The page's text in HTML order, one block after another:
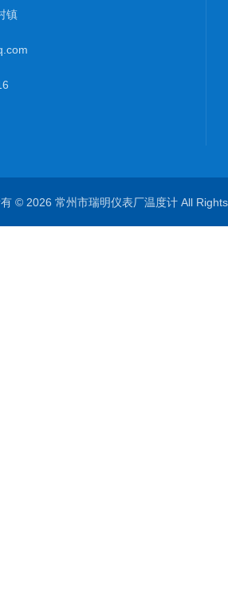
镇
有 © 2026 常州市瑞明仪表厂温度计 All